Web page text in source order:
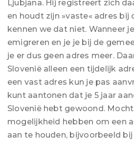
Ljubjana. Hij registreert zich
en houdt zijn »vaste« adres bij
kennen we dat niet. Wanneer
emigreren en je je bij de
je er dus geen adres meer.
Slovenië alleen een tijdelijk
een vast adres kun je pas
kunt aantonen dat je 5 jaar
Slovenië hebt gewoond.
mogelijkheid hebben om een
aan te houden, bijvoorbeeld